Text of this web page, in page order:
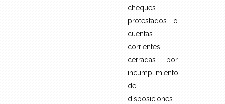
cheques
protestados o
cuentas
corrientes
cerradas por
incumplimiento
de
disposiciones